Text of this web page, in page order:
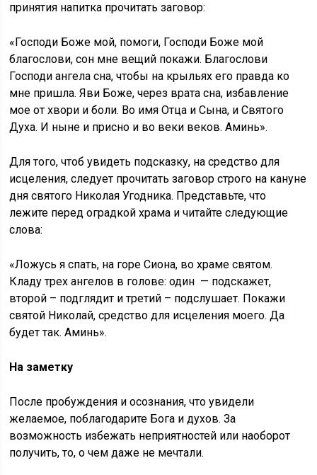
принятия напитка прочитать заговор:
«Господи Боже мой, помоги, Господи Боже мой
благослови, сон мне вещий покажи. Благослови
Господи ангела сна, чтобы на крыльях его правда ко
мне пришла. Яви Боже, через врата сна, избавление
мое от хвори и боли. Во имя Отца и Сына, и Святого
Духа. И ныне и присно и во веки веков. Аминь».
Для того, чтоб увидеть подсказку, на средство для
исцеления, следует прочитать заговор строго на кануне
дня святого Николая Угодника. Представьте, что
лежите перед оградкой храма и читайте следующие
слова:
«Ложусь я спать, на горе Сиона, во храме святом.
Кладу трех ангелов в голове: один — подскажет,
второй – подглядит и третий – подслушает. Покажи
святой Николай, средство для исцеления моего. Да
будет так. Аминь».
На заметку
После пробуждения и осознания, что увидели
желаемое, поблагодарите Бога и духов. За
возможность избежать неприятностей или наоборот
получить, то, о чем даже не мечтали.